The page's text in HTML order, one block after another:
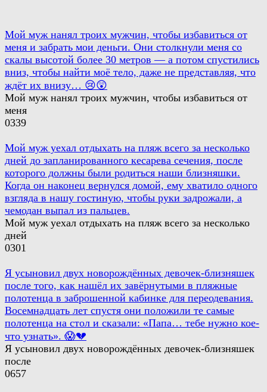
Мой муж нанял троих мужчин, чтобы избавиться от
меня и забрать мои деньги. Они столкнули меня со
скалы высотой более 30 метров — а потом спустились
вниз, чтобы найти моё тело, даже не представляя, что
ждёт их внизу… 😢😲
Мой муж нанял троих мужчин, чтобы избавиться от
меня
0339
Мой муж уехал отдыхать на пляж всего за несколько
дней до запланированного кесарева сечения, после
которого должны были родиться наши близняшки.
Когда он наконец вернулся домой, ему хватило одного
взгляда в нашу гостиную, чтобы руки задрожали, а
чемодан выпал из пальцев.
Мой муж уехал отдыхать на пляж всего за несколько
дней
0301
Я усыновил двух новорождённых девочек-близняшек
после того, как нашёл их завёрнутыми в пляжные
полотенца в заброшенной кабинке для переодевания.
Восемнадцать лет спустя они положили те самые
полотенца на стол и сказали: «Папа… тебе нужно кое-
что узнать». 😱💔
Я усыновил двух новорождённых девочек-близняшек
после
0657